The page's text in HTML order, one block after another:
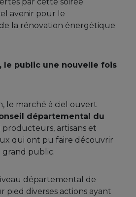
avenir pour le
la rénovation énergétique
le public une nouvelle fois
le marché à ciel ouvert
départemental du
producteurs, artisans et
qui ont pu faire découvrir
grand public.
départemental de
pied diverses actions ayant